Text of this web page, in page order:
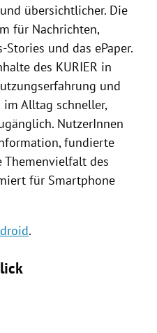
übersichtlicher. Die
für Nachrichten,
Stories und das ePaper.
des KURIER in
und
Alltag schneller,
NutzerInnen
fundierte
Themenvielfalt des
für Smartphone
.